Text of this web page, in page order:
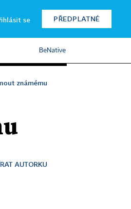
se PŘEDPLATNÉ
BeNative
známému
AUTORKU